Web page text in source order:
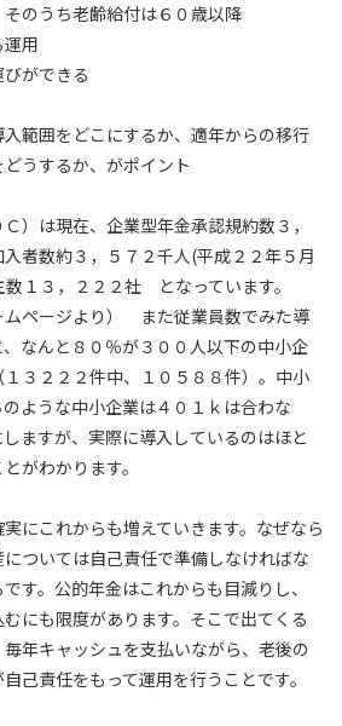
うち老齢給付は６０歳以降
用
できる
入範囲をどこにするか、適年からの移行
うするか、がポイント
）は現在、企業型年金承認規約数３，
者数約３，５７２千人(平成２２年５月
１３，２２２社 となっています。
ムページより） また従業員数でみた導
なんと８０％が３００人以下の中小企
３２２２件中、１０５８８件）。中小
ような中小企業は４０１ｋは合わな
ますが、実際に導入しているのはほと
がわかります。
にこれからも増えていきます。なぜなら
ついては自己責任で準備しなければな
す。公的年金はこれからも目減りし、
にも限度があります。そこで出てくる
年キャッシュを支払いながら、老後の
己責任をもって運用を行うことです。